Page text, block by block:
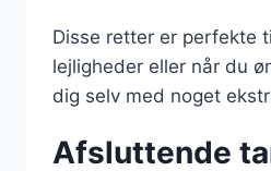
Disse retter er perfekte
lejligheder eller når du
dig selv med noget
Afsluttende